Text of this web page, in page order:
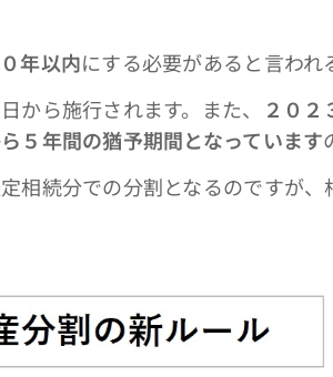
年以内にする必要があると言われ
ら施行されます。また、
２０
５年間の猶予期間となっています
続分での分割となるのですが、